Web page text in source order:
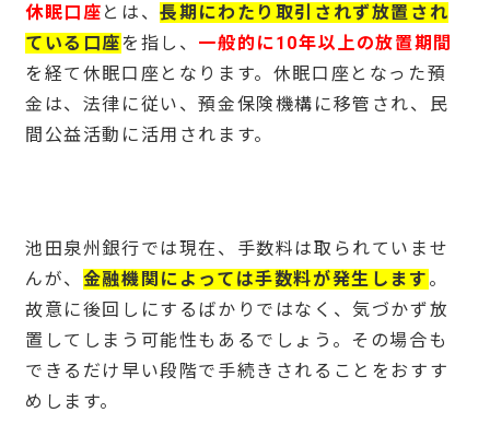
休眠口座 とは、長期にわたり取引されず放置され
ている口座を指し、 一般的に10年以上の放置期間
を経て休眠口座となります。休眠口座となった預
金は、法律に従い、預金保険機構に移管され、民
間公益活動に活用されます。
池田泉州銀行では現在、手数料は取られていませ
んが、 金融機関によっては手数料が発生します 。
故意に後回しにするばかりではなく、気づかず放
置してしまう可能性もあるでしょう。その場合も
できるだけ早い段階で手続きされることをおすす
めします。